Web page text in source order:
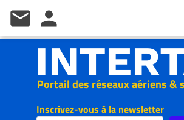
Inscrivez-vous à la newsletter
Portail des réseaux aériens &
mail person